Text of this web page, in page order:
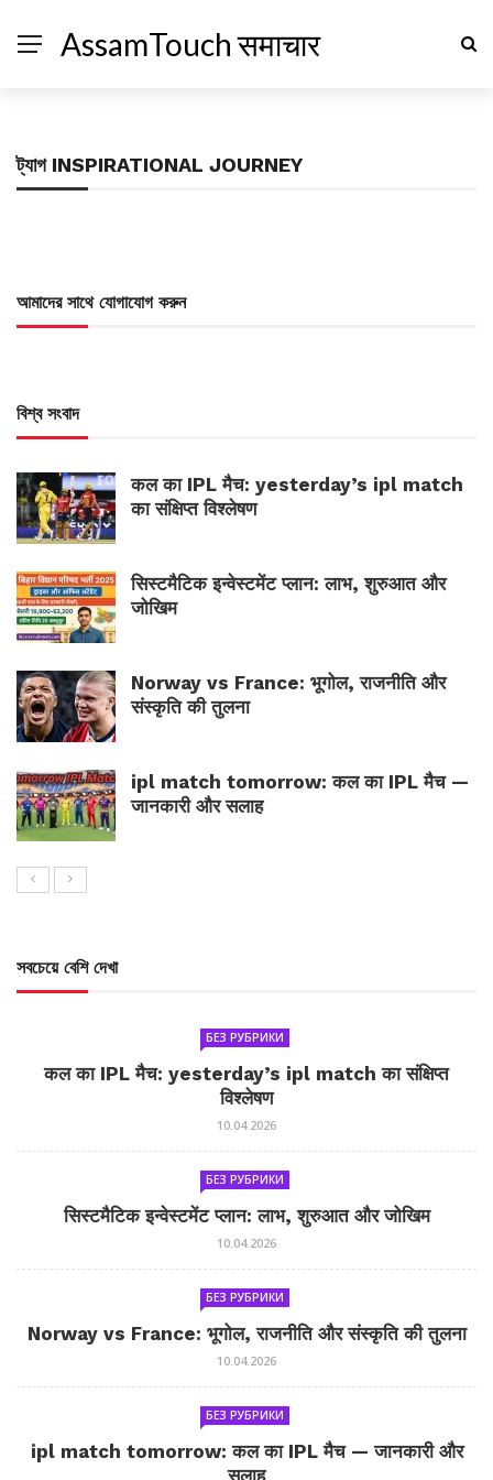
AssamTouch समाचार
ট্যাগ INSPIRATIONAL JOURNEY
আমাদের সাথে যোগাযোগ করুন
বিশ্ব সংবাদ
कल का IPL मैच: yesterday’s ipl match
का संक्षिप्त विश्लेषण
सिस्टमैटिक इन्वेस्टमेंट प्लान: लाभ, शुरुआत और
जोखिम
Norway vs France: भूगोल, राजनीति और
संस्कृति की तुलना
ipl match tomorrow: कल का IPL मैच —
जानकारी और सलाह
সবচেয়ে বেশি দেখা
БЕЗ РУБРИКИ
कल का IPL मैच: yesterday’s ipl match का संक्षिप्त
विश्लेषण
10.04.2026
БЕЗ РУБРИКИ
सिस्टमैटिक इन्वेस्टमेंट प्लान: लाभ, शुरुआत और जोखिम
10.04.2026
БЕЗ РУБРИКИ
Norway vs France: भूगोल, राजनीति और संस्कृति की तुलना
10.04.2026
БЕЗ РУБРИКИ
ipl match tomorrow: कल का IPL मैच — जानकारी और
सलाह